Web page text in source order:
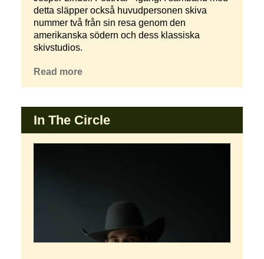
detta släpper också huvudpersonen skiva
nummer två från sin resa genom den
amerikanska södern och dess klassiska
skivstudios.
Read more
In The Circle